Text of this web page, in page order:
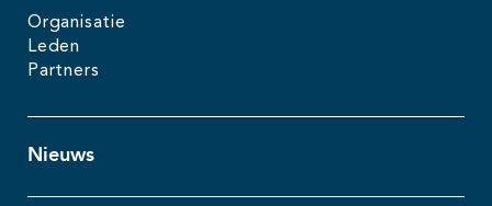
Organisatie
Leden
Partners
Nieuws